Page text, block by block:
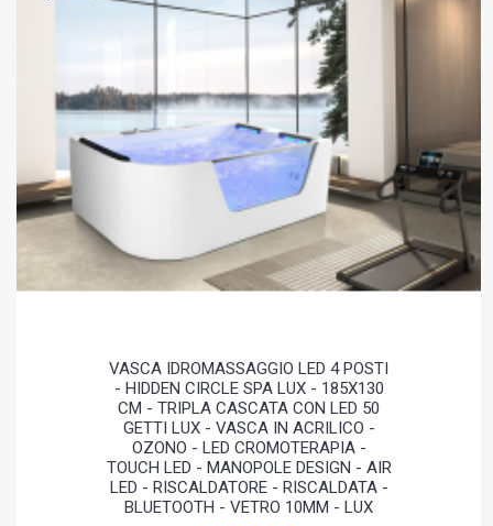
VASCA IDROMASSAGGIO LED 4 POSTI
- HIDDEN CIRCLE SPA LUX - 185X130
CM - TRIPLA CASCATA CON LED 50
GETTI LUX - VASCA IN ACRILICO -
OZONO - LED CROMOTERAPIA -
TOUCH LED - MANOPOLE DESIGN - AIR
LED - RISCALDATORE - RISCALDATA -
BLUETOOTH - VETRO 10MM - LUX